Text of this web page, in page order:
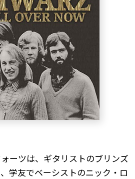
ーツは、ギタリストのブリンズ
学友でベーシストのニック・ロ